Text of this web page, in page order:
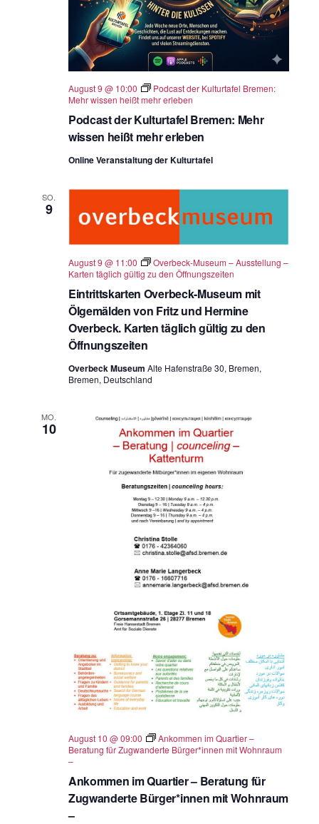
Podcast der Kulturtafel Bremen: Mehr
wissen heißt mehr erleben
August 9 @ 10:00
Podcast der Kulturtafel Bremen:
Mehr wissen heißt mehr erleben
Online Veranstaltung der Kulturtafel
SO.
9
Eintrittskarten Overbeck-Museum mit
Ölgemälden von Fritz und Hermine
Overbeck. Karten täglich gültig zu den
Öffnungszeiten
August 9 @ 11:00
Overbeck-Museum – Ausstellung –
Karten täglich gültig zu den Öffnungszeiten
Overbeck Museum Alte Hafenstraße 30, Bremen,
Bremen, Deutschland
MO.
10
Ankommen im Quartier – Beratung für
Zugwanderte Bürger*innen mit Wohnraum
–
August 10 @ 09:00
Ankommen im Quartier –
Beratung für Zugwanderte Bürger*innen mit Wohnraum
–